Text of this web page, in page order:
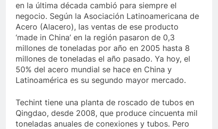
en la última década cambió para siempre el
negocio. Según la Asociación Latinoamericana de
Acero (Alacero), las ventas de ese producto
‘made in China’ en la región pasaron de 0,3
millones de toneladas por año en 2005 hasta 8
millones de toneladas el año pasado. Ya hoy, el
50% del acero mundial se hace en China y
Latinoamérica es su segundo mayor mercado.
Techint tiene una planta de roscado de tubos en
Qingdao, desde 2008, que produce cincuenta mil
toneladas anuales de conexiones y tubos. Pero